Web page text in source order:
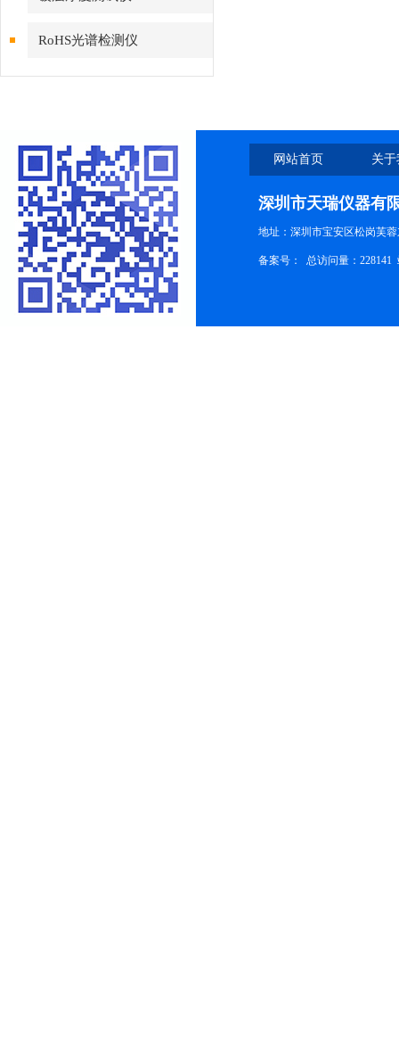
RoHS光谱检测仪
网站首页 关
深圳市天瑞仪器有
地址：深圳市宝安区松岗芙
备案号： 总访问量：228141